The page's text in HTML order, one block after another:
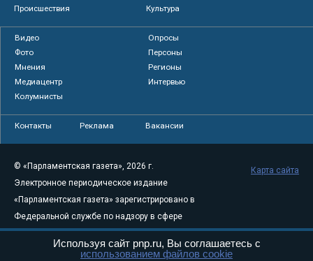
Происшествия
Культура
Видео
Опросы
Фото
Персоны
Мнения
Регионы
Медиацентр
Интервью
Колумнисты
Контакты Реклама Вакансии
© «Парламентская газета», 2026 г.
Электронное периодическое издание
«Парламентская газета» зарегистрировано в
Федеральной службе по надзору в сфере
связи, информационных технологий и
массовых коммуникаций (Роскомнадзор) 05
Карта сайта
Используя сайт pnp.ru, Вы соглашаетесь с
использованием файлов cookie